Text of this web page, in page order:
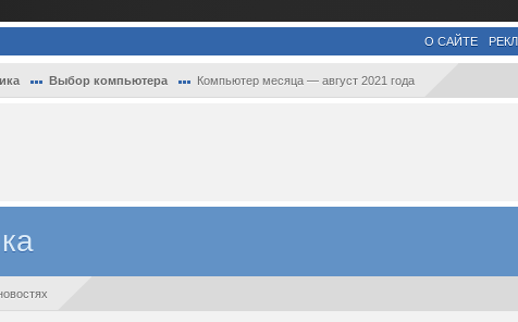
О САЙТЕ
Выбор компьютера Компьютер месяца — август 2021 года